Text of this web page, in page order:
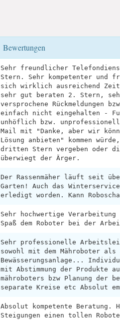
Bewertungen
Sehr freundlicher
Stern. Sehr kompetenter und
sich wirklich ausreichend
sehr gut beraten 2. Stern,
versprochene Rückmeldungen
einfach nicht eingehalten -
unhöflich bzw.
Mail mit "Danke, aber wir
Lösung anbieten" kommen
dritten Stern vergeben oder
überwiegt der Ärger.
Der Rassenmäher läuft seit
Garten! Auch das
erledigt worden. Kann
Sehr hochwertige
Spaß dem Roboter bei der
Sehr professionelle
sowohl mit dem Mähroboter
Bewässerungsanlage...
mit Abstimmung der Produkte
mähroboters bzw Planung der
separate Kreise etc Absolut
Absolut kompetente Beratung.
Steigungen einen tollen